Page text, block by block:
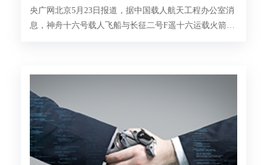
央广网北京5月23日报道，据中国载人航天工程办公室消
息，神舟十六号载人飞船与长征二号F遥十六运载火箭组